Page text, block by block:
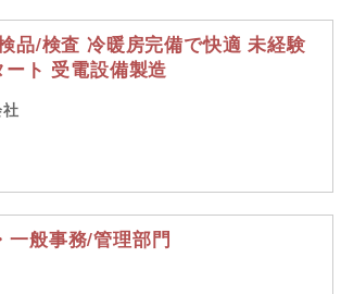
品/検査 冷暖房完備で快適 未経験
ト 受電設備製造
一般事務/管理部門